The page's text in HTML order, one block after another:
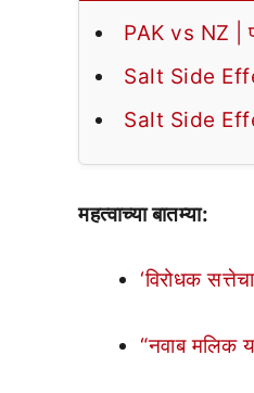
PAK vs NZ |
Salt Side
Salt Side
महत्वाच्या बातम्या:
‘विरोधक
“नवाब मलिक